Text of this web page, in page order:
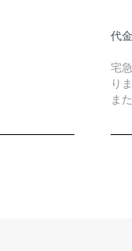
代
宅
り
ま